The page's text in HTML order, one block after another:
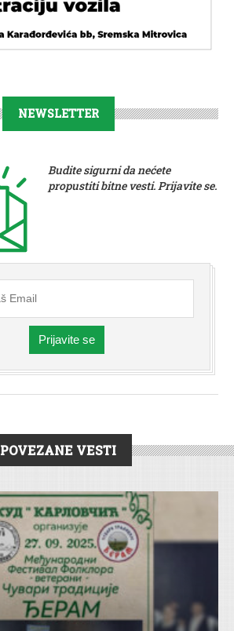
NEWSLETTER
Budite sigurni da nećete
propustiti bitne vesti. Prijavite se.
Prijavite se
POVEZANE VESTI